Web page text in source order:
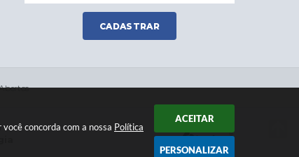
concorda com a nossa Política
ACEITAR
PERSONALIZAR
CADASTRAR